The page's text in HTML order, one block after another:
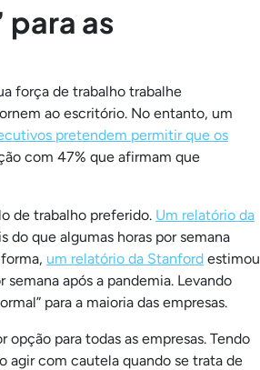
as
força de trabalho trabalhe
ao escritório. No entanto, um
pretendem permitir que os
com 47% que afirmam que
de trabalho preferido. Um relatório da
do que algumas horas por semana
um relatório da Stanford estimou
após a pandemia. Levando
para a maioria das empresas.
para todas as empresas. Tendo
agir com cautela quando se trata de